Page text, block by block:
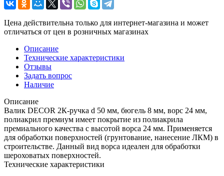
Цена действительна только для интернет-магазина и может
отличаться от цен в розничных магазинах
Описание
Технические характеристики
Отзывы
Задать вопрос
Наличие
Описание
Валик DECOR 2К-ручка d 50 мм, бюгель 8 мм, ворс 24 мм,
полиакрил премиум имеет покрытие из полиакрила
премиального качества с высотой ворса 24 мм. Применяется
для обработки поверхностей (грунтование, нанесение ЛКМ) в
строительстве. Данный вид ворса идеален для обработки
шероховатых поверхностей.
Технические характеристики